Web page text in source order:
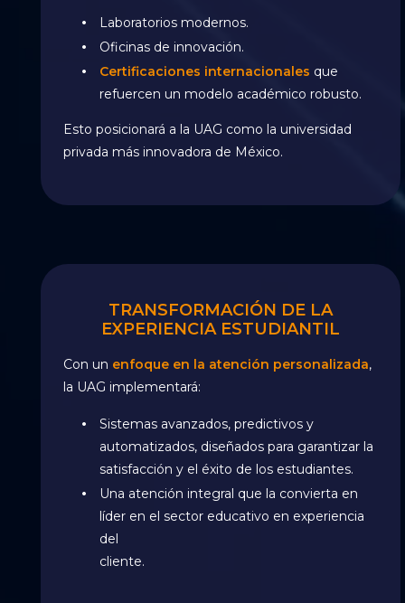
Laboratorios modernos.
Oficinas de innovación.
Certificaciones internacionales que
refuercen un modelo académico robusto.
Esto posicionará a la UAG como la universidad
privada más innovadora de México.
TRANSFORMACIÓN DE LA
EXPERIENCIA ESTUDIANTIL
Con un enfoque en la atención personalizada,
la UAG implementará:
Sistemas avanzados, predictivos y
automatizados, diseñados para garantizar la
satisfacción y el éxito de los estudiantes.
Una atención integral que la convierta en
líder en el sector educativo en experiencia
del
cliente.